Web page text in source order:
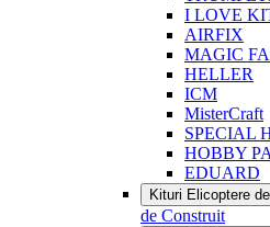
I LOVE
AIRFIX
MAGIC
HELLER
ICM
MisterCraft
SPECIAL
HOBBY
EDUARD
Kituri Elicoptere
de Construit